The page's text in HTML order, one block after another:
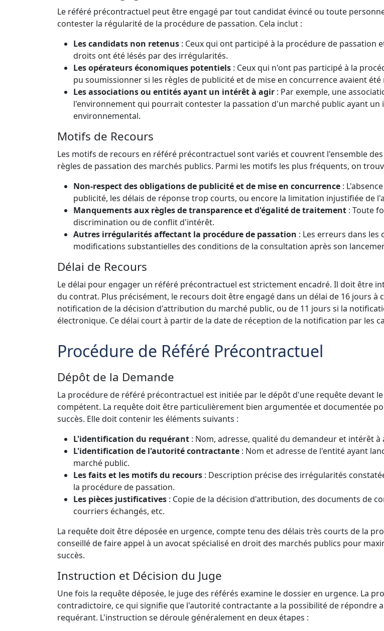
Le référé précontractuel peut être engagé par tout candidat évincé ou toute
contester la régularité de la procédure de passation. Cela inclut :
Les candidats non retenus : Ceux qui ont participé à la procédure de passation
droits ont été lésés par des irrégularités.
Les opérateurs économiques potentiels : Ceux qui n'ont pas participé à la
pu soumissionner si les règles de publicité et de mise en concurrence avaient été
Les associations ou entités ayant un intérêt à agir : Par exemple, une
l'environnement qui pourrait contester la passation d'un marché public ayant un
environnemental.
Motifs de Recours
Les motifs de recours en référé précontractuel sont variés et couvrent l'ensemble
règles de passation des marchés publics. Parmi les motifs les plus fréquents, on
Non-respect des obligations de publicité et de mise en concurrence :
publicité, les délais de réponse trop courts, ou encore la limitation injustifiée de
Manquements aux règles de transparence et d'égalité de traitement : Toute
discrimination ou de conflit d'intérêt.
Autres irrégularités affectant la procédure de passation : Les erreurs dans les
modifications substantielles des conditions de la consultation après son
Délai de Recours
Le délai pour engager un référé précontractuel est strictement encadré. Il doit être
du contrat. Plus précisément, le recours doit être engagé dans un délai de 16 jours à
notification de la décision d'attribution du marché public, ou de 11 jours si la
électronique. Ce délai court à partir de la date de réception de la notification par les
Procédure de Référé Précontractuel
Dépôt de la Demande
La procédure de référé précontractuel est initiée par le dépôt d'une requête devant
compétent. La requête doit être particulièrement bien argumentée et documentée
succès. Elle doit contenir les éléments suivants :
L'identification du requérant : Nom, adresse, qualité du demandeur et intérêt à
L'identification de l'autorité contractante : Nom et adresse de l'entité ayant
marché public.
Les faits et les motifs du recours : Description précise des irrégularités
la procédure de passation.
Les pièces justificatives : Copie de la décision d'attribution, des documents de
courriers échangés, etc.
La requête doit être déposée en urgence, compte tenu des délais très courts de la
conseillé de faire appel à un avocat spécialisé en droit des marchés publics pour
succès.
Instruction et Décision du Juge
Une fois la requête déposée, le juge des référés examine le dossier en urgence. La
contradictoire, ce qui signifie que l'autorité contractante a la possibilité de répondre
requérant. L'instruction se déroule généralement en deux étapes :